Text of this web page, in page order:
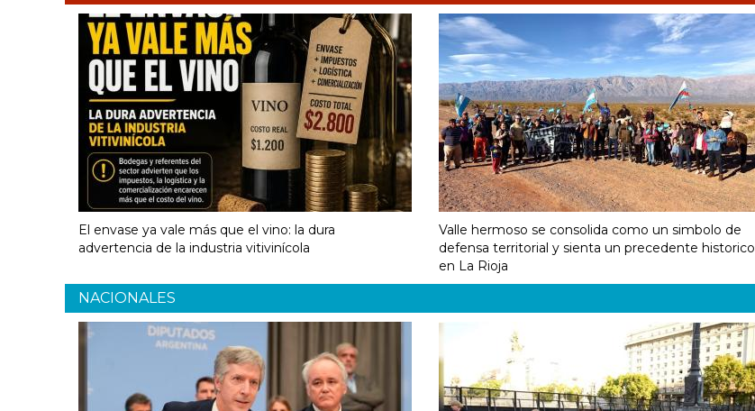
El envase ya vale más que el vino: la dura
advertencia de la industria vitivinícola
Valle hermoso se consolida como un simbolo de
defensa territorial y sienta un precedente historico
en La Rioja
NACIONALES